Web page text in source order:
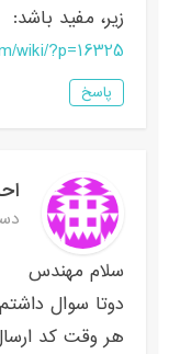
زیر، مفید باشد:
wiki/?p=16325
پاسخ
دسامبر
سلام مهندس
دوتا سوال داشتم
هر وقت کد